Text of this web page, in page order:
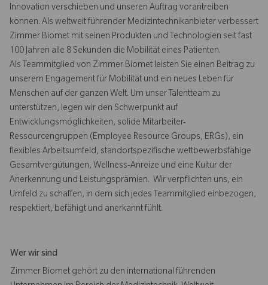
Innovation verschieben und unseren Auftrag vorantreiben
können. Als weltweit führender Medizintechnikanbieter verbessert
Zimmer Biomet mit seinen Produkten und Technologien seit fast
100 Jahren alle 8 Sekunden die Mobilität eines Patienten.
Als Teammitglied von Zimmer Biomet leisten Sie einen Beitrag zu
unserem Engagement für Mobilität und ein neues Leben für
Menschen auf der ganzen Welt. Um unser Talentteam zu
unterstützen, legen wir den Schwerpunkt auf
Entwicklungsmöglichkeiten, solide Mitarbeiter-
Ressourcengruppen (Employee Resource Groups, ERGs), ein
flexibles Arbeitsumfeld, standortspezifische wettbewerbsfähige
Gesamtvergütungen, Wellness-Anreize und eine Kultur der
Anerkennung und Leistungsprämien. Wir verpflichten uns, ein
Umfeld zu schaffen, in dem sich jedes Teammitglied einbezogen,
respektiert, befähigt und anerkannt fühlt.
Wer wir sind
Zimmer Biomet gehört zu den international führenden